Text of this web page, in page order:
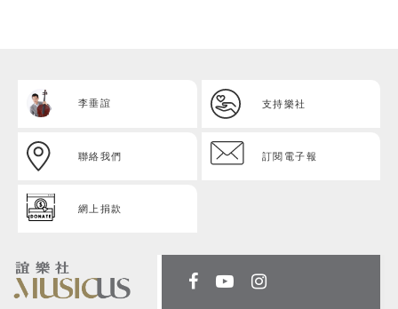
李垂誼 支持樂社
聯絡我們 訂閱電子報
網上捐款